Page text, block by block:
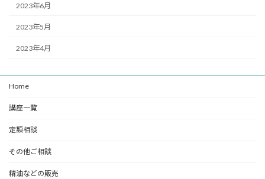
2023年6月
2023年5月
2023年4月
Home
講座一覧
定額相談
その他ご相談
精油などの販売